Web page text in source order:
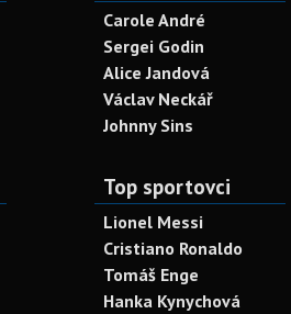
Carole André
Sergei Godin
Alice Jandová
Václav Neckář
Johnny Sins
Top sportovci
Lionel Messi
Cristiano Ronaldo
Tomáš Enge
Hanka Kynychová